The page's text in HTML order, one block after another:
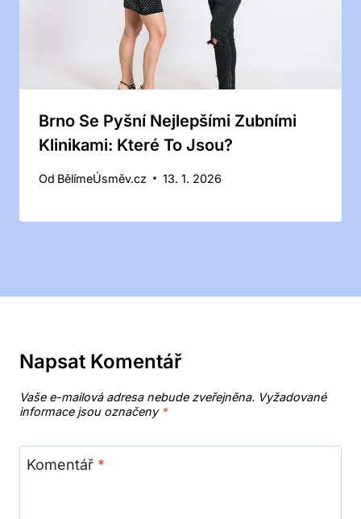
Brno Se Pyšní Nejlepšími Zubními
Klinikami: Které To Jsou?
Od BělímeÚsměv.cz 13. 1. 2026
Napsat Komentář
Vaše e-mailová adresa nebude zveřejněna. Vyžadované
informace jsou označeny *
Komentář *